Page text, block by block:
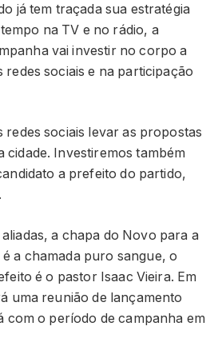
já tem traçada sua estratégia
na TV e no rádio, a
vai investir no corpo a
sociais e na participação
redes sociais levar as propostas
cidade. Investiremos também
a prefeito do partido,
a chapa do Novo para a
a chamada puro sangue, o
é o pastor Isaac Vieira. Em
uma reunião de lançamento
com o período de campanha em